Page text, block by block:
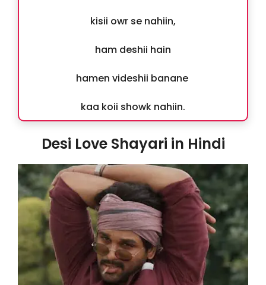
kisii owr se nahiin,
ham deshii hain
hamen videshii banane
kaa koii showk nahiin.
Desi Love Shayari in Hindi